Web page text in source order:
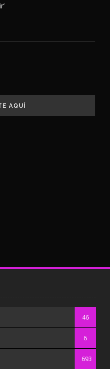
AQUÍ
46
6
693